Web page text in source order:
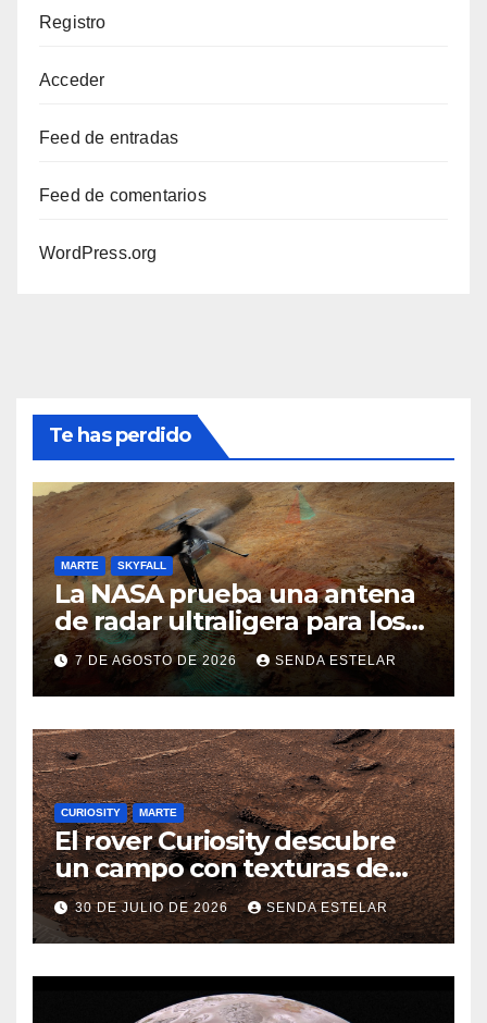
Registro
Acceder
Feed de entradas
Feed de comentarios
WordPress.org
Te has perdido
MARTE SKYFALL
La NASA prueba una antena
de radar ultraligera para los
helicópteros SkyFall Mars
7 DE AGOSTO DE 2026 SENDA ESTELAR
CURIOSITY MARTE
El rover Curiosity descubre
un campo con texturas de
panal
30 DE JULIO DE 2026 SENDA ESTELAR